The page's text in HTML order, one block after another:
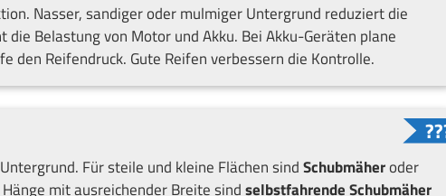
Nasser, sandiger oder mulmiger Untergrund reduziert die
Belastung von Motor und Akku. Bei Akku-Geräten plane
den Reifendruck. Gute Reifen verbessern die Kontrolle.
Für steile und kleine Flächen sindSchubmäheroder
mit ausreichender Breite sindselbstfahrende Schubmäher